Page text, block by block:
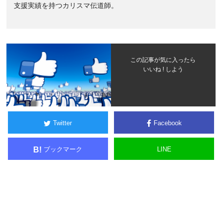
支援実績を持つカリスマ伝道師。
この記事が気に入ったら
いいね ! しよう
Twitter Facebook
B! ブックマーク LINE